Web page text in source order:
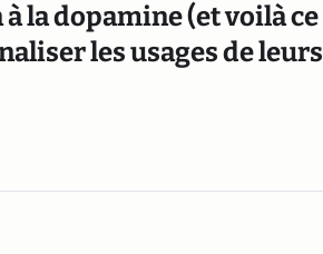
la dopamine (et voilà ce
les usages de leurs